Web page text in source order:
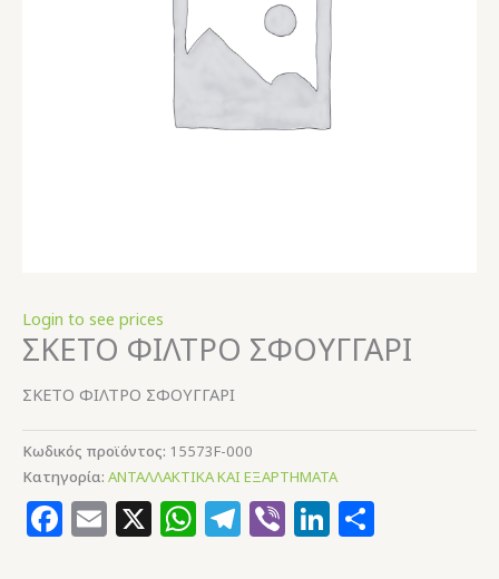
Login to see prices
ΣΚΕΤΟ ΦΙΛΤΡΟ ΣΦΟΥΓΓΑΡΙ
ΣΚΕΤΟ ΦΙΛΤΡΟ ΣΦΟΥΓΓΑΡΙ
Κωδικός προϊόντος: 15573F-000
Κατηγορία: ΑΝΤΑΛΛΑΚΤΙΚΑ ΚΑΙ ΕΞΑΡΤΗΜΑΤΑ
Facebook
Email
X WhatsApp
Telegram
ViberLinkedIn